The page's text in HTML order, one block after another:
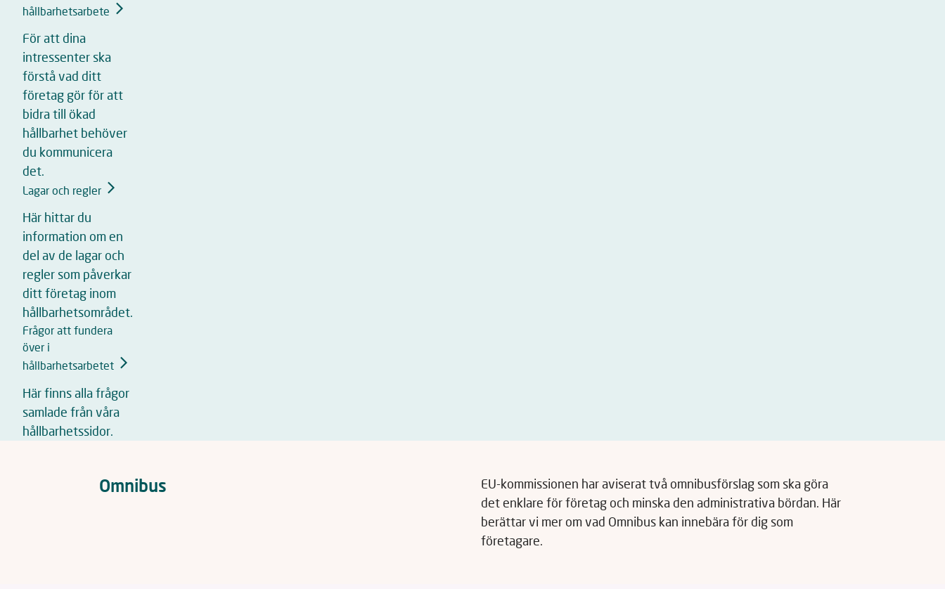
hållbarhetsarbete
För att dina
intressenter ska
förstå vad ditt
företag gör för att
bidra till ökad
hållbarhet behöver
du kommunicera
det.
Lagar och regler
Här hittar du
information om en
del av de lagar och
regler som påverkar
ditt företag inom
hållbarhetsområdet.
Frågor att fundera
över i
hållbarhetsarbetet
Här finns alla frågor
samlade från våra
hållbarhetssidor.
Omnibus
EU-kommissionen har aviserat två omnibusförslag som ska göra
det enklare för företag och minska den administrativa bördan. Här
berättar vi mer om vad Omnibus kan innebära för dig som
företagare.